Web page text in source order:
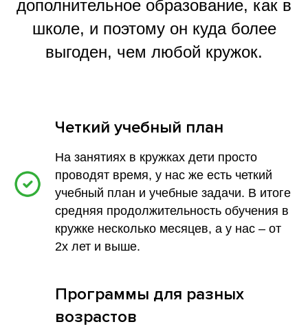
дополнительное образование, как в
школе, и поэтому он куда более
выгоден, чем любой кружок.
Четкий учебный план
На занятиях в кружках дети просто
проводят время, у нас же есть четкий
учебный план и учебные задачи. В итоге
средняя продолжительность обучения в
кружке несколько месяцев, а у нас – от
2х лет и выше.
Программы для разных
возрастов
было 2018 году. Я могу сказать, что мы довольно-
таки успешно работаем. Сейчас примерно 150
учеников у нас клубе. Но я хочу добавить, что
к тому моменту, у меня не было своего бизнеса.
Я работала вообще в другой сфере»